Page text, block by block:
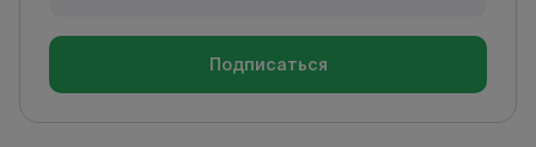
Подписаться